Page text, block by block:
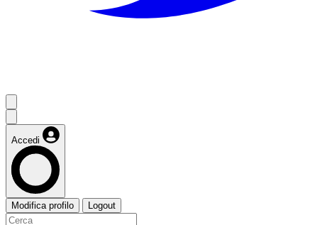
Accedi
Modifica profilo Logout